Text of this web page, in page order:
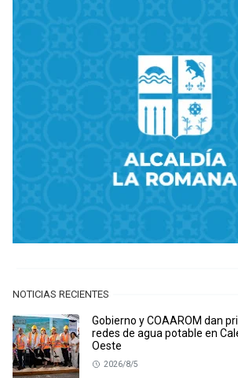
NOTICIAS RECIENTES
Gobierno y COAAROM dan
redes de agua potable en
Oeste
2026/8/5